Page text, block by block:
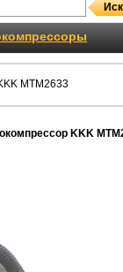
MTM2633
KKK